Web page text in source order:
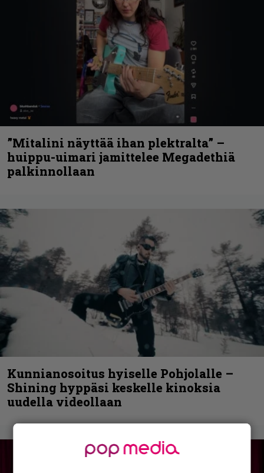
”Mitalini näyttää ihan plektralta” –
huippu-uimari jamittelee Megadethiä
palkinnollaan
Kunnianosoitus hyiselle Pohjolalle –
Shining hyppäsi keskelle kinoksia
uudella videollaan